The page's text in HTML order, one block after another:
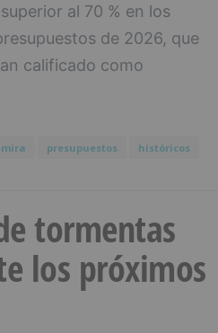
al 70 % en los
de 2026, que
calificado como
mira presupuestos históricos
tormentas
los próximos